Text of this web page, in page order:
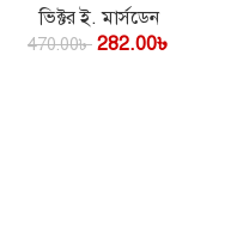
ভিক্টর ই. মার্সডেন
470.00৳ 282.00৳